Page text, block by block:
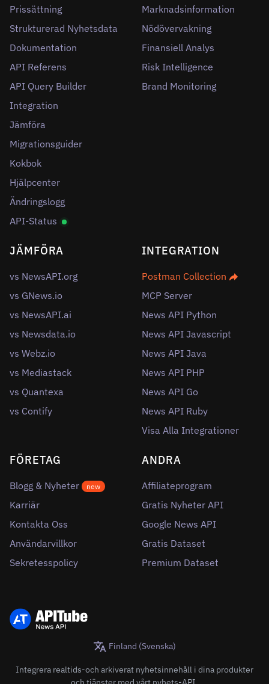
Prissättning
Strukturerad Nyhetsdata
Dokumentation
API Referens
API Query Builder
Integration
Jämföra
Migrationsguider
Kokbok
Hjälpcenter
Ändringslogg
API-Status
Marknadsinformation
Nödövervakning
Finansiell Analys
Risk Intelligence
Brand Monitoring
JÄMFÖRA
vs NewsAPI.org
vs GNews.io
vs NewsAPI.ai
vs Newsdata.io
vs Webz.io
vs Mediastack
vs Quantexa
vs Contify
INTEGRATION
Postman Collection
MCP Server
News API Python
News API Javascript
News API Java
News API PHP
News API Go
News API Ruby
Visa Alla Integrationer
FÖRETAG
Blogg & Nyheter new
Karriär
Kontakta Oss
Användarvillkor
Sekretesspolicy
ANDRA
Affiliateprogram
Gratis Nyheter API
Google News API
Gratis Dataset
Premium Dataset
Finland (Svenska)
Integrera realtids-och arkiverat nyhetsinnehåll i dina produkter